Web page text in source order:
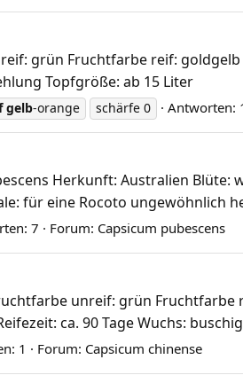
grün Fruchtfarbe reif:
Topfgröße: ab 15 Liter
gelb-orange schärfe 0 Antworten:
Herkunft: Australien
für eine Rocoto ungewöhnlich
7 Forum: Capsicum pubescens
unreif: grün
ca. 90 Tage Wuchs:
1 Forum: Capsicum chinense